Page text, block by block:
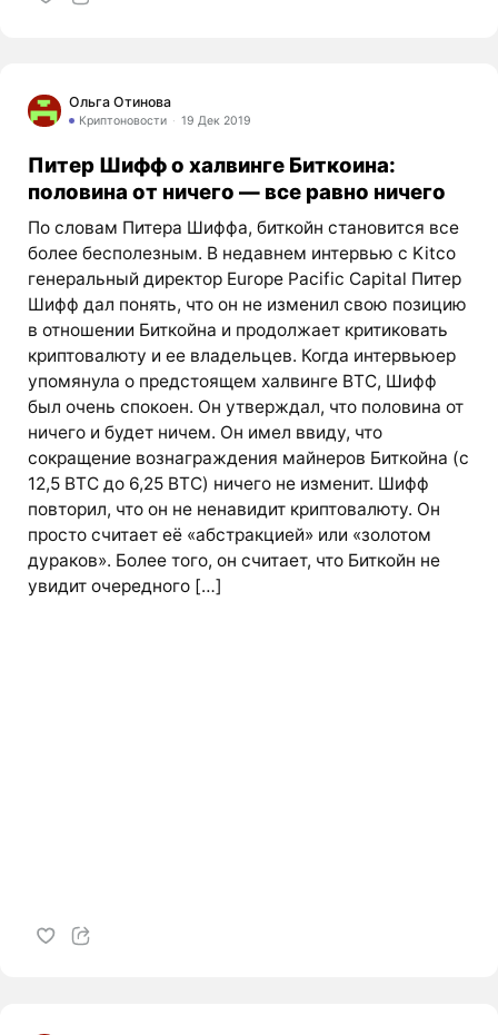
Ольга Отинова
Криптоновости 19 Дек 2019
Питер Шифф о халвинге Биткоина:
половина от ничего — все равно ничего
По словам Питера Шиффа, биткойн становится все
более бесполезным. В недавнем интервью с Kitco
генеральный директор Europe Pacific Capital Питер
Шифф дал понять, что он не изменил свою позицию
в отношении Биткойна и продолжает критиковать
криптовалюту и ее владельцев. Когда интервьюер
упомянула о предстоящем халвинге BTC, Шифф
был очень спокоен. Он утверждал, что половина от
ничего и будет ничем. Он имел ввиду, что
сокращение вознаграждения майнеров Биткойна (с
12,5 BTC до 6,25 BTC) ничего не изменит. Шифф
повторил, что он не ненавидит криптовалюту. Он
просто считает её «абстракцией» или «золотом
дураков». Более того, он считает, что Биткойн не
увидит очередного […]